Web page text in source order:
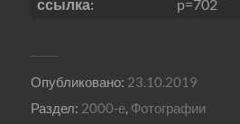
ссылка:
p=702
Опубликовано: 23.10.2019
Раздел: 2000-е, Фотографии